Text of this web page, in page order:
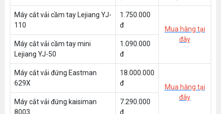
Máy cắt vải cầm tay Lejiang YJ-
110
1.750.000
đ
Mua hàng tại
đây
Máy cắt vải cầm tay mini
Lejiang YJ-50
1.090.000
đ
Máy cắt vải đứng Eastman
629X
18.000.000
đ
Mua hàng tại
đây
Máy cắt vải đứng kaisiman
8003
7.290.000
đ